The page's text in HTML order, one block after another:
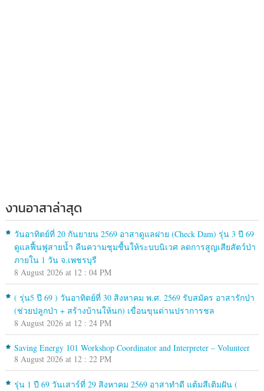
งานอาสาล่าสุด
วันอาทิตย์ที่ 20 กันยายน 2569 อาสาดูแลฝาย (Check Dam) รุ่น 3 ปี 69
ดูแลฟื้นฟูสายน้ำ คืนความชุมชื้นให้ระบบนิเวศ ลดการสูญเสียสัตว์ป่า
ภายใน 1 วัน จ.เพชรบุรี
8 August 2026 at 12 : 04 PM
( รุ่น5 ปี 69 ) วันอาทิตย์ที่ 30 สิงหาคม พ.ศ. 2569 รับสมัคร อาสารักป่า
(ช่วยปลูกป่า + สร้างบ้านให้นก) เขื่อนขุนด่านปราการชล
8 August 2026 at 12 : 24 PM
Saving Energy 101 Workshop Coordinator and Interpreter – Volunteer
8 August 2026 at 12 : 22 PM
รุ่น 1 ปี 69 วันเสาร์ที่ 29 สิงหาคม 2569 อาสาทำดี แต้มสีเติมฝัน (